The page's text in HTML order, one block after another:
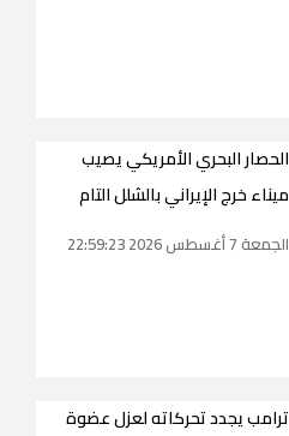
الحصار البحري الأمريكي يصيب
ميناء خرج الإيراني بالشلل التام
الجمعة 7 أغسطس 2026 22:59:23
ترامب يجدد تحركاته لعزل عضوة